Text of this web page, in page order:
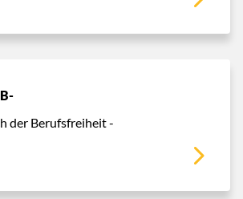
der Berufsfreiheit -